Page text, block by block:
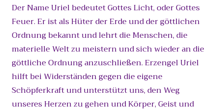
Der Name Uriel bedeutet Gottes Licht, oder Gottes
Feuer. Er ist als Hüter der Erde und der göttlichen
Ordnung bekannt und lehrt die Menschen, die
materielle Welt zu meistern und sich wieder an die
göttliche Ordnung anzuschließen. Erzengel Uriel
hilft bei Widerständen gegen die eigene
Schöpferkraft und unterstützt uns, den Weg
unseres Herzen zu gehen und Körper, Geist und